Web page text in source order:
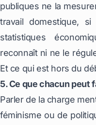
publiques ne la
travail domestique,
statistiques
reconnaît ni ne le
Et ce qui est hors du
5. Ce que chacun peut
Parler de la charge
féminisme ou de